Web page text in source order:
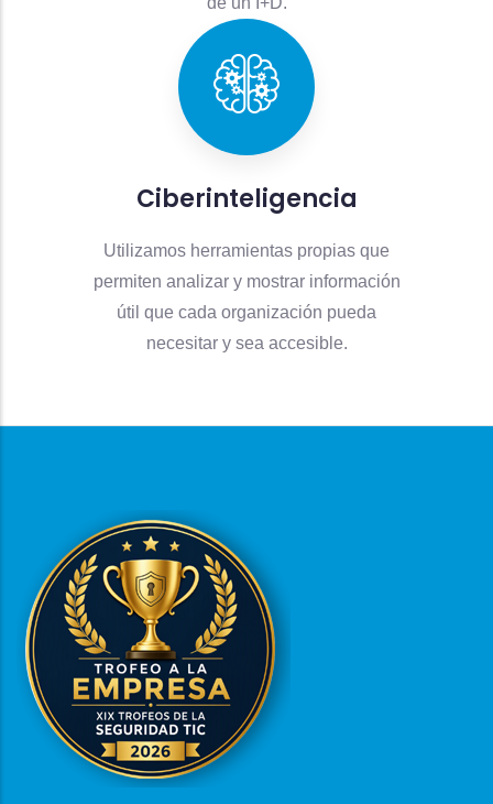
Ciberinteligencia
Utilizamos herramientas propias que
permiten analizar y mostrar información
útil que cada organización pueda
necesitar y sea accesible.